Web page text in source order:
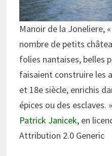
Manoir de la Joneliere,
nombre de petits
folies nantaises, belles
faisaient construire les
et 18e siècle, enrichis
épices ou des esclaves. »
Patrick Janicek, en
Attribution 2.0 Generic